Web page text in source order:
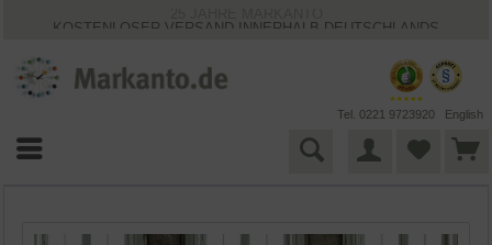
KOSTENLOSER VERSAND INNERHALB DEUTSCHLANDS
VIELFÄLTIGE ZAHLUNGSMÖGLICHKEITEN
BESTPRICE-GARANTIE
Tel. 0221 9723920 English